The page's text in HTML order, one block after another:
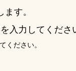
す。
入力してくださ
ください。